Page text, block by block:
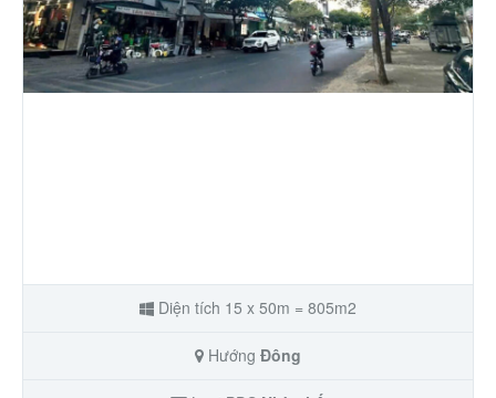
Đất ở
Nhà phố
Diện tích 15 x 50m = 805m2
Hướng Đông